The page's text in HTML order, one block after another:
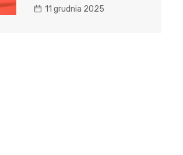
11 grudnia 2025